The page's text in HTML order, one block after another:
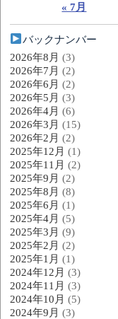
« 7月
バックナンバー
2026年8月 (3)
2026年7月 (2)
2026年6月 (2)
2026年5月 (3)
2026年4月 (6)
2026年3月 (15)
2026年2月 (2)
2025年12月 (1)
2025年11月 (2)
2025年9月 (2)
2025年8月 (8)
2025年6月 (1)
2025年4月 (5)
2025年3月 (9)
2025年2月 (2)
2025年1月 (1)
2024年12月 (3)
2024年11月 (3)
2024年10月 (5)
2024年9月 (3)